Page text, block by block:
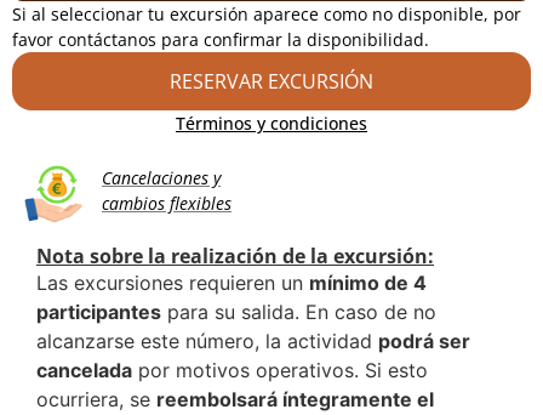
Si al seleccionar tu excursión aparece como no disponible, por
favor contáctanos para confirmar la disponibilidad.
RESERVAR EXCURSIÓN
Términos y condiciones
Cancelaciones y
cambios flexibles
Nota sobre la realización de la excursión:
Las excursiones requieren un mínimo de 4
participantes para su salida. En caso de no
alcanzarse este número, la actividad podrá ser
cancelada por motivos operativos. Si esto
ocurriera, se reembolsará íntegramente el